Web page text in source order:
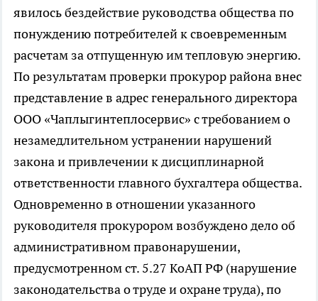
явилось бездействие руководства общества по
понуждению потребителей к своевременным
расчетам за отпущенную им тепловую энергию.
По результатам проверки прокурор района внес
представление в адрес генерального директора
ООО «Чаплыгинтеплосервис» с требованием о
незамедлительном устранении нарушений
закона и привлечении к дисциплинарной
ответственности главного бухгалтера общества.
Одновременно в отношении указанного
руководителя прокурором возбуждено дело об
административном правонарушении,
предусмотренном ст. 5.27 КоАП РФ (нарушение
законодательства о труде и охране труда), по